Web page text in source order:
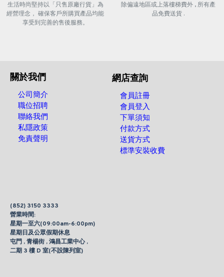
生活時尚堅持以「只售原廠行貨」為
經營理念， 確保客戶所購買產品均能
享受到完善的售後服務。
除偏遠地區或上落樓梯費外 , 所有產
品免費送貨 .
關於我們
公司簡介
職位招聘
聯絡我們
私隱政策
免責聲明
網店查詢
會員註冊
會員登入
下單須知
付款方式
送貨方式
標準安裝收費
(852) 3150 3333
營業時間:
星期一至六(09:00am-6:00pm)
星期日及公眾假期休息
屯門 , 青楊街 , 鴻昌工業中心 ,
二期 3 樓 D 室(不設陳列室)